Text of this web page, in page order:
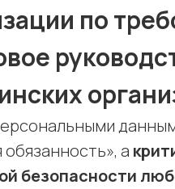
по
а
безопасности